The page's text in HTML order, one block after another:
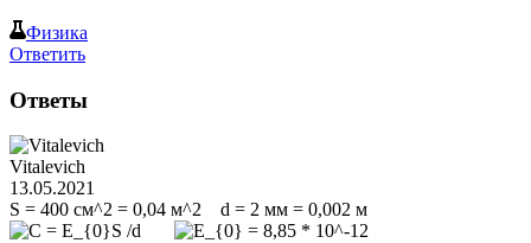
Физика
Ответить
Ответы
Vitalevich
13.05.2021
S = 400 cм^2 = 0,04 м^2 d = 2 мм = 0,002 м
= 8,85 * 10^-12